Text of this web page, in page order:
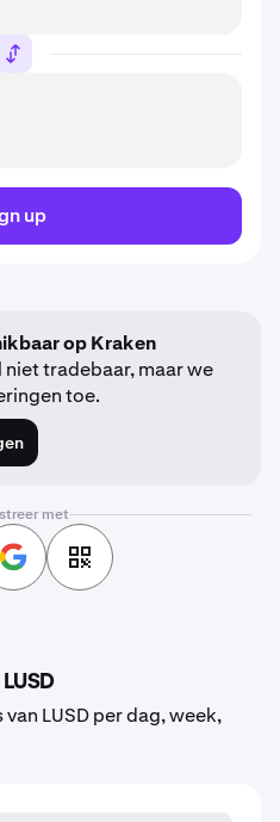
up
op Kraken
tradebaar, maar we
toe.
met
LUSD per dag, week,